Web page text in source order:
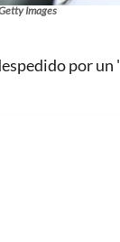
Images
por un